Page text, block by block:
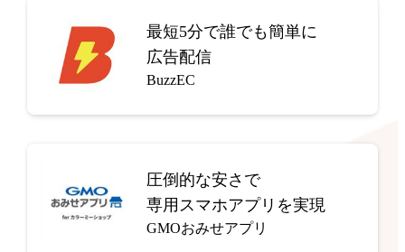
最短5分で誰でも簡単に
広告配信
BuzzEC
圧倒的な安さで
専用スマホアプリを実現
GMOおみせアプリ